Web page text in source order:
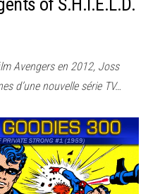
of S.H.I.E.L.D.
Avengers en 2012, Joss
d’une nouvelle série TV…